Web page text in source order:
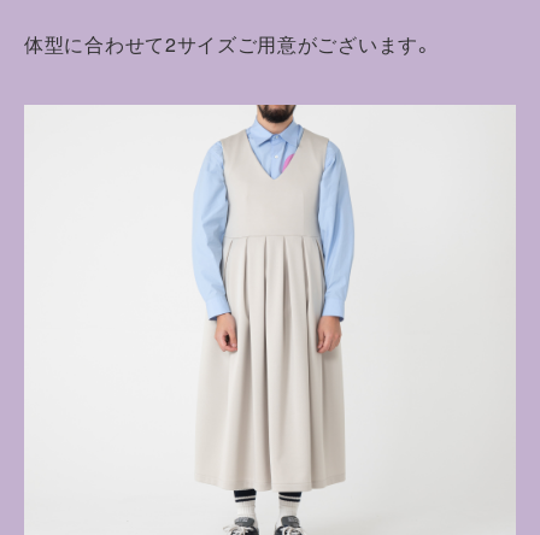
体型に合わせて2サイズご用意がございます。